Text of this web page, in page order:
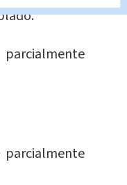
parcialmente